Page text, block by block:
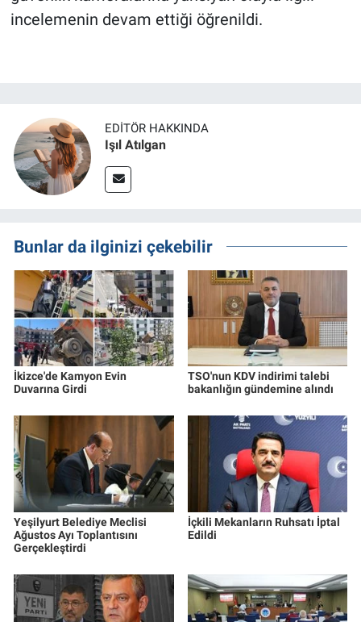
incelemenin devam ettiği öğrenildi.
EDITÖR HAKKINDA
Işıl Atılgan
Bunlar da ilginizi çekebilir
İkizce'de Kamyon Evin
Duvarına Girdi
TSO'nun KDV indirimi talebi
bakanlığın gündemine alındı
Yeşilyurt Belediye Meclisi
Ağustos Ayı Toplantısını
Gerçekleştirdi
İçkili Mekanların Ruhsatı İptal
Edildi